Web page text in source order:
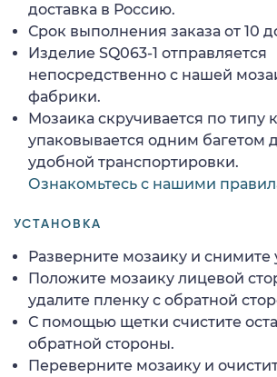
доставка в Россию.
Срок выполнения заказа от 10
Изделие SQ063-1 отправляется
непосредственно с нашей
фабрики.
Мозаика скручивается по типу
упаковывается одним багетом
удобной транспортировки.
Ознакомьтесь с нашими
УСТАНОВКА
Разверните мозаику и снимите
Положите мозаику лицевой
удалите пленку с обратной
С помощью щетки счистите
обратной стороны.
Переверните мозаику и